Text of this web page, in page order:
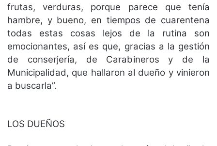
frutas, verduras, porque parece que tenía
hambre, y bueno, en tiempos de cuarentena
todas estas cosas lejos de la rutina son
emocionantes, así es que, gracias a la gestión
de conserjería, de Carabineros y de la
Municipalidad, que hallaron al dueño y vinieron
a buscarla”.
LOS DUEÑOS